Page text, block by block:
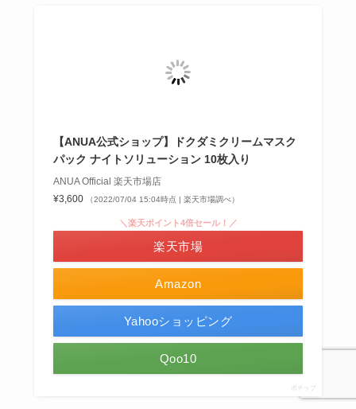
【ANUA公式ショップ】ドクダミクリームマスク
パック ナイトソリューション 10枚入り
ANUA Official 楽天市場店
¥3,600
（2022/07/04 15:04時点 | 楽天市場調べ）
Amazon
＼楽天ポイント4倍セール！／
楽天市場
Yahooショッピング
Qoo10
ポチップ